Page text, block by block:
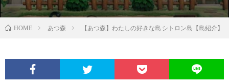
HOME あつ森 【あつ森】わたしの好きな島 シトロン島【島紹介】